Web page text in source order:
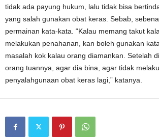
tidak ada payung hukum, lalu tidak bisa
yang salah gunakan obat keras. Sebab,
permainan kata-kata. “Kalau memang takut
melakukan penahanan, kan boleh gunakan
masalah kok kalau orang diamankan. Setelah
orang tuannya, agar dia bina, agar tidak
penyalahgunaan obat keras lagi,” katanya.